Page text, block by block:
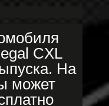
CXL
На
может